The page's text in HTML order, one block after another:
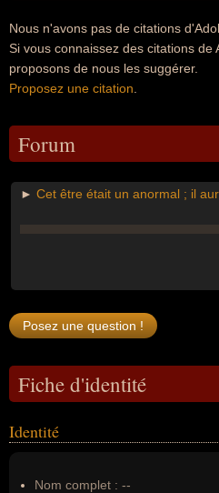
Nous n'avons pas de citations
Si vous connaissez des citations de
proposons de nous les suggérer.
Proposez une citation
Forum
► Cet être était un anormal ; il
Fiche d'identité
Identité
Nom complet : --